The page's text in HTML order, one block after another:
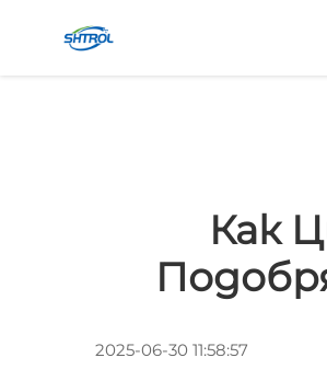
Как
2025-06-30 11:58:57